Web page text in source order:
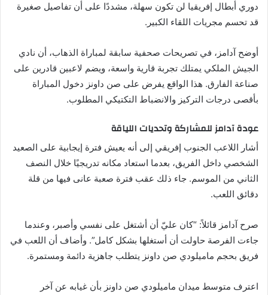
ي
ا
دوري أبطال إفريقيا لن تكون سهلة، مشددًا على أن تفاصيل صغيرة
قد تحسم مجريات اللقاء الكبير.
أوضح آدامز، في تصريحات صحفية سابقة لمباراة الذهاب، أن نادي
الجيش الملكي يمتلك تجربة قارية واسعة، ويضم لاعبين قادرين على
صناعة الفارق. هذا الواقع يفرض على صن داونز دخول المباراة
بأقصى درجات التركيز والانضباط التكتيكي المطلوب.
عودة آدامز للمشاركة وتحديات اللياقة
أشار اللاعب الجنوب إفريقي إلى أنه يعيش فترة إيجابية على الصعيد
الشخصي داخل الفريق، بعدما استعاد مكانه تدريجيًا خلال النصف
الثاني من الموسم. جاء ذلك عقب فترة صعبة عانى فيها من قلة
دقائق اللعب.
صرح آدامز قائلاً: “كان عليّ أن أشتغل على نفسي وأصبر، وعندما
جاءت الفرصة حاولت أن أستغلها بشكل كامل”. وأضاف أن اللعب في
فريق بحجم ماميلودي صن داونز يتطلب جاهزية دائمة ومستمرة.
اعترف متوسط ميدان ماميلودي صن داونز بأن غيابه عن آخر